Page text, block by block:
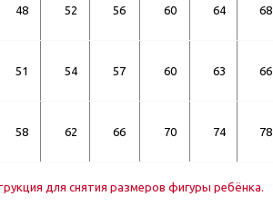
48 52 56 60 64 68
51 54 57 60 63 66
58 62 66 70 74 78
для снятия размеров фигуры ребёнка.